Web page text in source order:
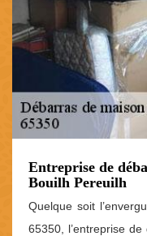
Entreprise de
Bouilh Pereuilh
Quelque soit
65350, l’entreprise